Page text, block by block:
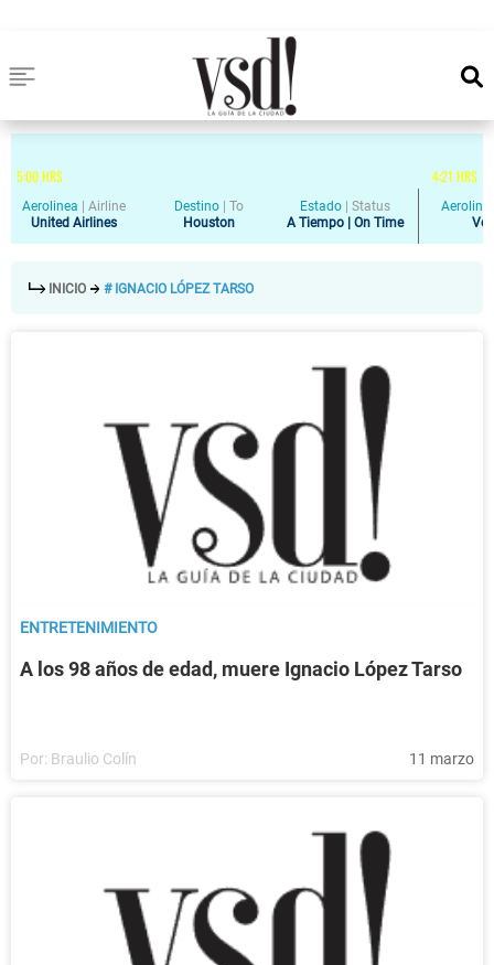
5:00HRS 4:21 HRS
Aerolinea
Airline
United Airlines
Destino
To
Houston
Estado
Status
A Tiempo | On Time
INICIO # IGNACIO LÓPEZ TARSO
ENTRETENIMIENTO
A los 98 años de edad, muere Ignacio López Tarso
Por: Braulio Colín 11 marzo